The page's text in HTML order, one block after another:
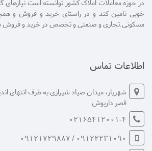
در حوزه معاملات املاک کشور توانسته است نیازهای
خوبی تامین کند و در راستای خرید و فروش و
مسکونی.تجاری و صنعتی و تخصص در خرید و فروش
اطلاعات تماس
قصر داریوش
02165412001-4
09122231090 / 09121729887